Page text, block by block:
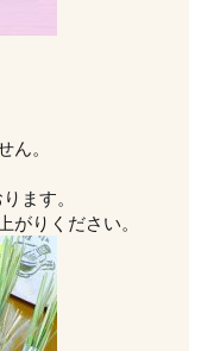
。
ます。
りください。